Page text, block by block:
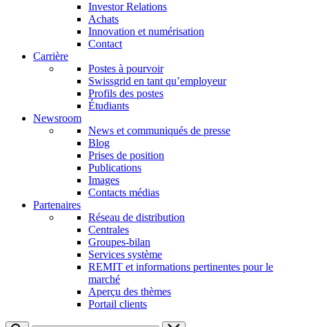
Investor Relations
Achats
Innovation et numérisation
Contact
Carrière
Postes à pourvoir
Swissgrid en tant qu’employeur
Profils des postes
Étudiants
Newsroom
News et communiqués de presse
Blog
Prises de position
Publications
Images
Contacts médias
Partenaires
Réseau de distribution
Centrales
Groupes-bilan
Services système
REMIT et informations pertinentes pour le
marché
Aperçu des thèmes
Portail clients